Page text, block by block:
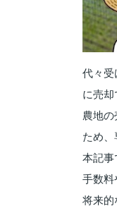
代々受
に売却
農地
ため、
本記事
手数料
将来的